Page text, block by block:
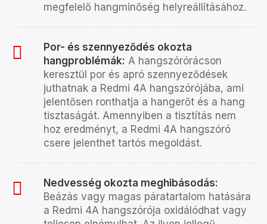
megfelelő hangminőség helyreállításához.
Por- és szennyeződés okozta
hangproblémák: A hangszórórácson
keresztül por és apró szennyeződések
juthatnak a Redmi 4A hangszórójába, ami
jelentősen ronthatja a hangerőt és a hang
tisztaságát. Amennyiben a tisztítás nem
hoz eredményt, a Redmi 4A hangszóró
csere jelenthet tartós megoldást.
Nedvesség okozta meghibásodás:
Beázás vagy magas páratartalom hatására
a Redmi 4A hangszórója oxidálódhat vagy